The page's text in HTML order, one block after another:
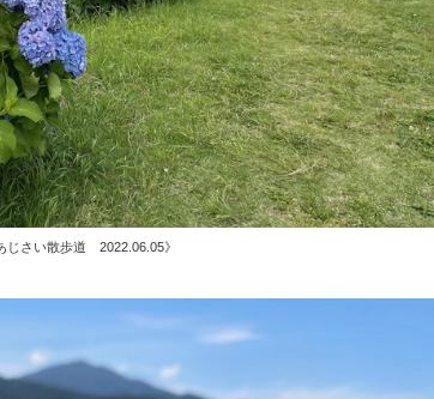
じさい散歩道 2022.06.05》